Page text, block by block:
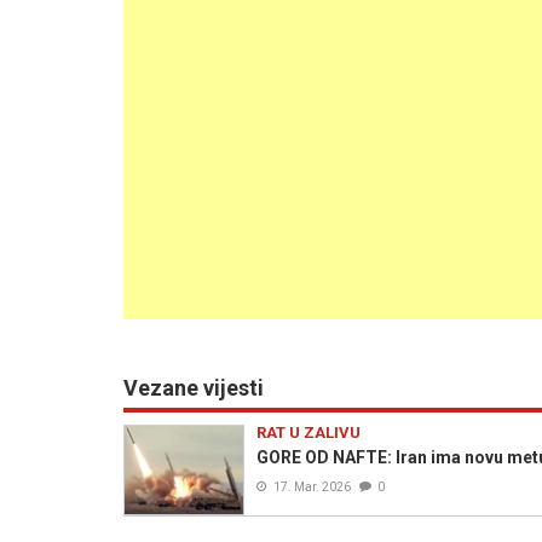
Vezane vijesti
RAT U ZALIVU
GORE OD NAFTE: Iran ima novu
17. Mar. 2026 0